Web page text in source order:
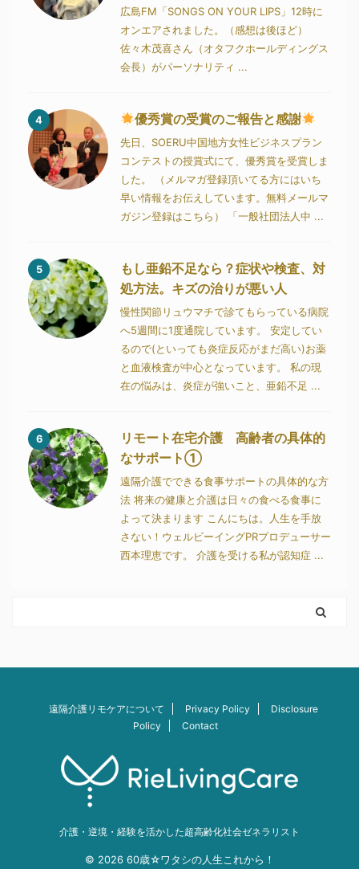
広島FM「SONGS ON YOUR LIPS」12時に
オンエアされました。（感想は後ほど）
佐々木茂喜さん（オタフクホールディングス
会長）がパーソナリティ ...
4 優秀賞の受賞のご報告と感謝
先日、SOERU中国地方女性ビジネスプラン
コンテストの授賞式にて、優秀賞を受賞しま
した。 （メルマガ登録頂いてる方にはいち
早い情報をお伝えしています。無料メールマ
ガジン登録はこちら） 「一般社団法人中 ...
5
もし亜鉛不足なら？症状や検査、対
処方法。キズの治りが悪い人
慢性関節リュウマチで診てもらっている病院
へ5週間に1度通院しています。 安定してい
るので(といっても炎症反応がまだ高い)お薬
と血液検査が中心となっています。 私の現
在の悩みは、炎症が強いこと、亜鉛不足 ...
6
リモート在宅介護 高齢者の具体的
なサポート①
遠隔介護でできる食事サポートの具体的な方
法 将来の健康と介護は日々の食べる食事に
よって決まります こんにちは。人生を手放
さない！ウェルビーイングPRプロデューサー
西本理恵です。 介護を受ける私が認知症 ...
遠隔介護リモケアについて Privacy Policy
Disclosure
Policy
Contact
介護・逆境・経験を活かした超高齢化社会ゼネラリスト
© 2026 60歳☆ワタシの人生これから！